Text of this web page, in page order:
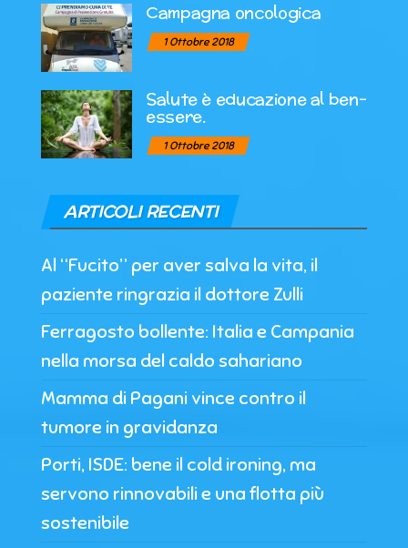
Campagna oncologica
1 Ottobre 2018
Salute è educazione al ben-
essere.
1 Ottobre 2018
ARTICOLI RECENTI
Al “Fucito” per aver salva la vita, il
paziente ringrazia il dottore Zulli
Ferragosto bollente: Italia e Campania
nella morsa del caldo sahariano
Mamma di Pagani vince contro il
tumore in gravidanza
Porti, ISDE: bene il cold ironing, ma
servono rinnovabili e una flotta più
sostenibile